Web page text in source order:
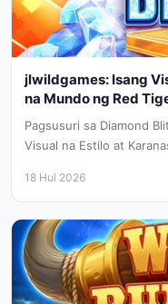
jlwildgames: Isang
na Mundo ng Red
Pagsusuri sa Diamond
Visual na Estilo at
18 Hul 2026